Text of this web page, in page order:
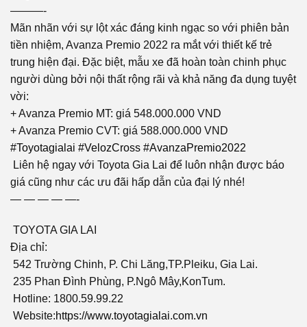
———-
Mãn nhãn với sự lột xác đáng kinh ngạc so với phiên bản
tiền nhiệm, Avanza Premio 2022 ra mắt với thiết kế trẻ
trung hiện đại. Đặc biệt, mẫu xe đã hoàn toàn chinh phục
người dùng bởi nội thất rộng rãi và khả năng đa dụng tuyệt
vời:
+ Avanza Premio MT: giá 548.000.000 VND
+ Avanza Premio CVT: giá 588.000.000 VND
#Toyotagialai #VelozCross #AvanzaPremio2022
Liên hệ ngay với Toyota Gia Lai để luôn nhận được báo
giá cũng như các ưu đãi hấp dẫn của đại lý nhé!
— — — — —-
TOYOTA GIA LAI
Địa chỉ:
542 Trường Chinh, P. Chi Lăng,TP.Pleiku, Gia Lai.
235 Phan Đình Phùng, P.Ngô Mây,KonTum.
Hotline: 1800.59.99.22
Website:https://www.toyotagialai.com.vn